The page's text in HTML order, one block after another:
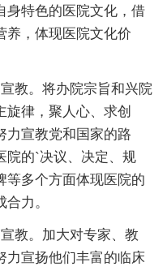
身特色的医院文化，借
养，体现医院文化价
教。将办院宗旨和兴院
旋律，聚人心、求创
力宣教党和国家的路
院的`决议、决定、规
等多个方面体现医院的
力。
教。加大对专家、教
力宣扬他们丰富的临床